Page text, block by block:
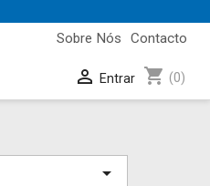
Contacto
Sobre Nós
shopping_cart (0)
 Entrar
